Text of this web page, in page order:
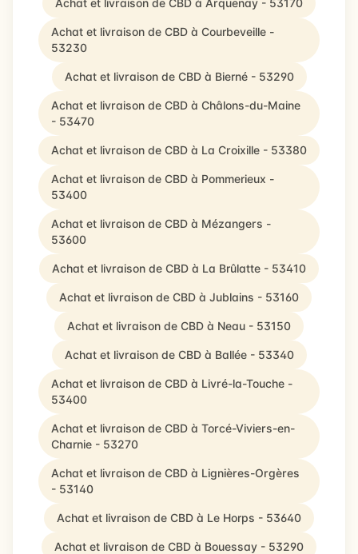
Achat et livraison de CBD à Arquenay - 53170
Achat et livraison de CBD à Courbeveille -
53230
Achat et livraison de CBD à Bierné - 53290
Achat et livraison de CBD à Châlons-du-Maine
- 53470
Achat et livraison de CBD à La Croixille - 53380
Achat et livraison de CBD à Pommerieux -
53400
Achat et livraison de CBD à Mézangers -
53600
Achat et livraison de CBD à La Brûlatte - 53410
Achat et livraison de CBD à Jublains - 53160
Achat et livraison de CBD à Neau - 53150
Achat et livraison de CBD à Ballée - 53340
Achat et livraison de CBD à Livré-la-Touche -
53400
Achat et livraison de CBD à Torcé-Viviers-en-
Charnie - 53270
Achat et livraison de CBD à Lignières-Orgères
- 53140
Achat et livraison de CBD à Le Horps - 53640
Achat et livraison de CBD à Bouessay - 53290